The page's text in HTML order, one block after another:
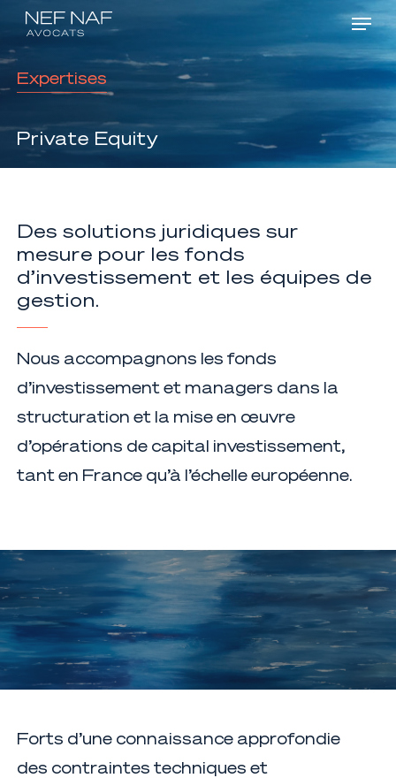
Skip
main
Menu
Expertises
Private Equity
Des solutions juridiques sur
mesure pour les fonds
d’investissement et les équipes de
gestion.
Nous accompagnons les fonds
d’investissement et managers dans la
structuration et la mise en œuvre
d’opérations de capital investissement,
tant en France qu’à l’échelle européenne.
Forts d’une connaissance approfondie
des contraintes techniques et
Menu